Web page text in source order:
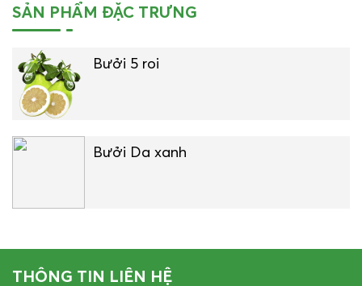
SẢN PHẨM ĐẶC TRƯNG
Bưởi 5 roi
Bưởi Da xanh
THÔNG TIN LIÊN HỆ